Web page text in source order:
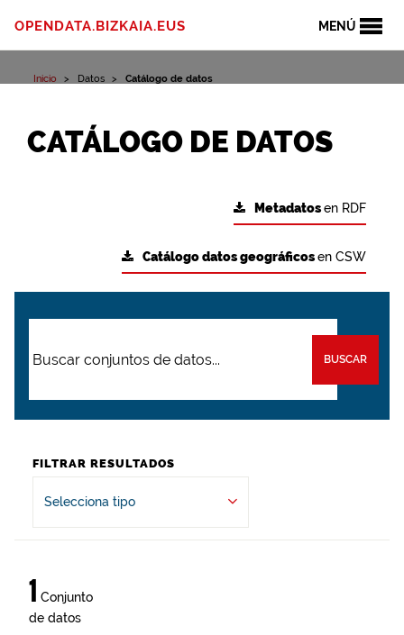
MENÚ
OPENDATA.BIZKAIA.EUS
Inicio Datos Catálogo de datos
CATÁLOGO DE DATOS
Metadatosen RDF
Catálogo datos geográficosen CSW
BUSCAR
FILTRAR RESULTADOS
Selecciona tipo
1 Conjunto
de datos